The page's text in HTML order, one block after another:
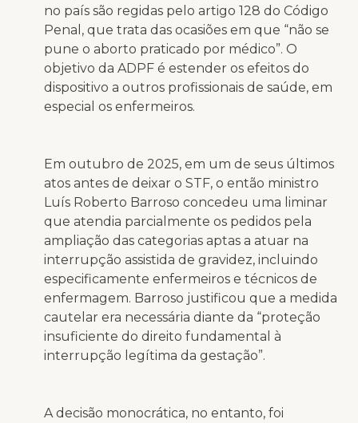
no país são regidas pelo artigo 128 do Código
Penal, que trata das ocasiões em que “não se
pune o aborto praticado por médico”. O
objetivo da ADPF é estender os efeitos do
dispositivo a outros profissionais de saúde, em
especial os enfermeiros.
Em outubro de 2025, em um de seus últimos
atos antes de deixar o STF, o então ministro
Luís Roberto Barroso concedeu uma liminar
que atendia parcialmente os pedidos pela
ampliação das categorias aptas a atuar na
interrupção assistida de gravidez, incluindo
especificamente enfermeiros e técnicos de
enfermagem. Barroso justificou que a medida
cautelar era necessária diante da “proteção
insuficiente do direito fundamental à
interrupção legítima da gestação”.
A decisão monocrática, no entanto, foi